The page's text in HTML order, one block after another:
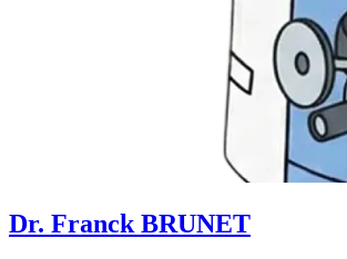
Dr. Franck BRUNET